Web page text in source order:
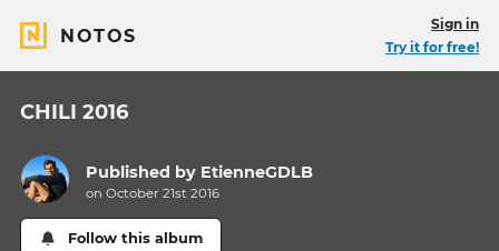
NOTOS
Sign in
Try it for free!
CHILI 2016
Published by EtienneGDLB
on October 21st 2016
Follow this album